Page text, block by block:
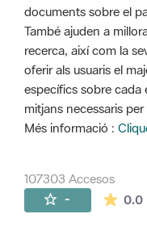
documents sobre el
També ajuden a
recerca, així com la
oferir als usuaris el
específics sobre cada
mitjans necessaris
Més informació :
107303 Accesos
- 0.0